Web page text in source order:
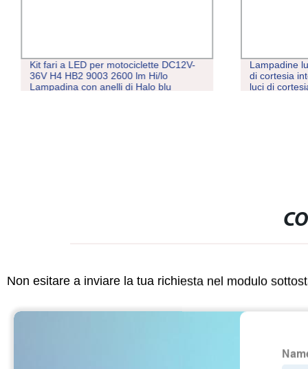
Kit fari a LED per motociclette DC12V-
36V H4 HB2 9003 2600 lm Hi/lo
Lampadina con anelli di Halo blu
Lampadine
di cortesia
luci di
Non esitare a inviare la tua richiesta nel modulo